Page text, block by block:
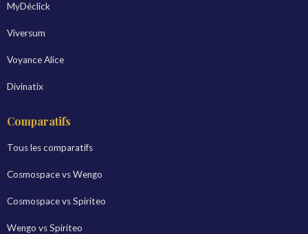
MyDéclick
Viversum
Voyance Alice
Divinatix
Comparatifs
Tous les comparatifs
Cosmospace vs Wengo
Cosmospace vs Spiriteo
Wengo vs Spiriteo